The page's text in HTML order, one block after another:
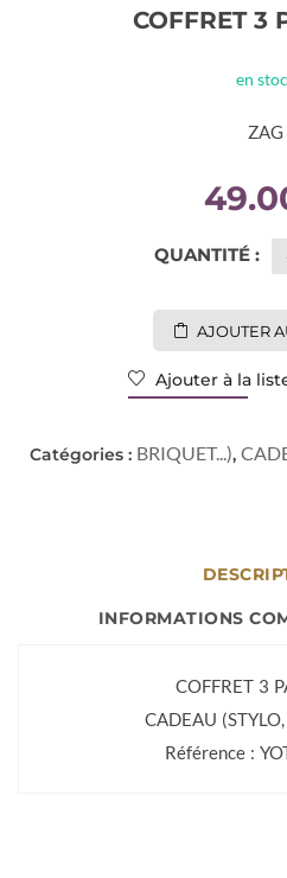
COFFRET 3
en
ZAG
QUANTITÉ :
AJOUTER
Ajouter à la
Catégories : BRIQUET...),
INFORMATIONS
COFFRET 3
CADEAU
Référence :